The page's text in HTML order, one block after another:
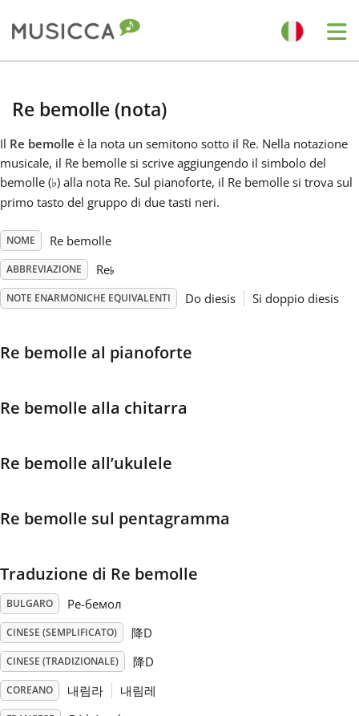
Dansk
Deutsch
English
日本語
Polski
Português
Re bemolle (nota)
Il Re bemolle è la nota un semitono sotto il Re. Nella notazione
musicale, il Re bemolle si scrive aggiungendo il simbolo del
bemolle (♭) alla nota Re. Sul pianoforte, il Re bemolle si trova sul
primo tasto del gruppo di due tasti neri.
NOME Re bemolle
ABBREVIAZIONE Re♭
NOTE ENARMONICHE EQUIVALENTI Do diesis Si doppio diesis
Re bemolle al pianoforte
Re bemolle alla chitarra
Re bemolle all’ukulele
Re bemolle sul pentagramma
Traduzione di Re bemolle
BULGARO Ре-бемол
CINESE (SEMPLIFICATO) 降D
CINESE (TRADIZIONALE) 降D
COREANO 내림라 내림레